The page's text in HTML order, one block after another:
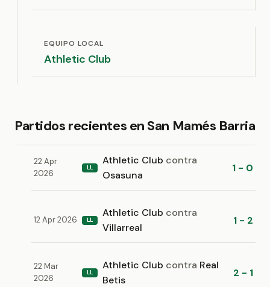
EQUIPO LOCAL
Athletic Club
Partidos recientes en San Mamés Barria
22 Apr
2026
LL
Athletic Club contra
Osasuna
1 - 0
12 Apr 2026 LL
Athletic Club contra
Villarreal
1 - 2
22 Mar
2026
LL
Athletic Club contra Real
Betis
2 - 1